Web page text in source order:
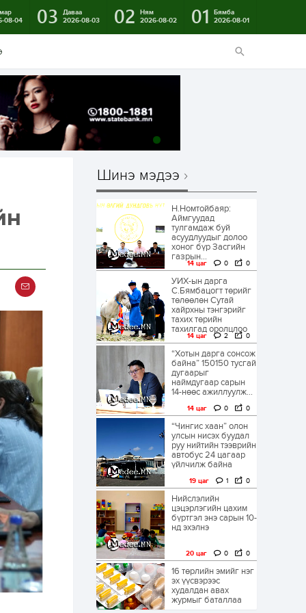
08-04
03
Даваа
2026-08-03
02
Ням
2026-08-02
01
Бямба
2026-08-01
Шинэ мэдээ
Н.Номтойбаяр:
Аймгуудад
тулгамдаж буй
асуудлуудыг долоо
хоног бүр Засгийн
газрын...
14 цаг 0 0
УИХ-ын дарга
С.Бямбацогт төрийг
төлөөлөн Сутай
хайрхны тэнгэрийг
тахих төрийн
тахилгад оролцлоо
14 цаг 2 0
“Хотын дарга сонсож
байна” 150150 тусгай
дугаарыг
наймдугаар сарын
14-нөөс ажиллуулж...
14 цаг 0 0
“Чингис хаан” олон
улсын нисэх буудал
руу нийтийн тээврийн
автобус 24 цагаар
үйлчилж байна
19 цаг 1 0
Нийслэлийн
цэцэрлэгийн цахим
бүртгэл энэ сарын 10-
нд эхэлнэ
20 цаг 0 0
16 төрлийн эмийг нэг
эх үүсвэрээс
худалдан авах
журмыг баталлаа